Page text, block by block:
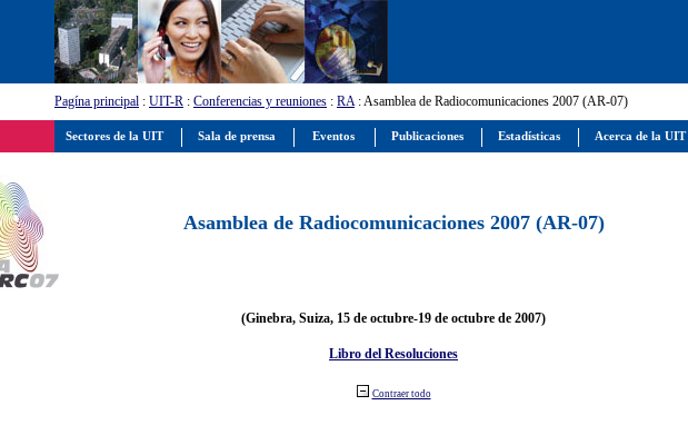
Pagína principal : UIT-R : Conferencias y reuniones : RA: Asamblea de Radiocomunicaciones 2007 (AR-07)
Asamblea de Radiocomunicaciones 2007 (AR-07)
(Ginebra, Suiza, 15 de octubre-19 de octubre de 2007)
Libro del Resoluciones
Contraer todo
Sectores de la UIT Sala de prensa Eventos Publicaciones Estadísticas Acerca de la UIT